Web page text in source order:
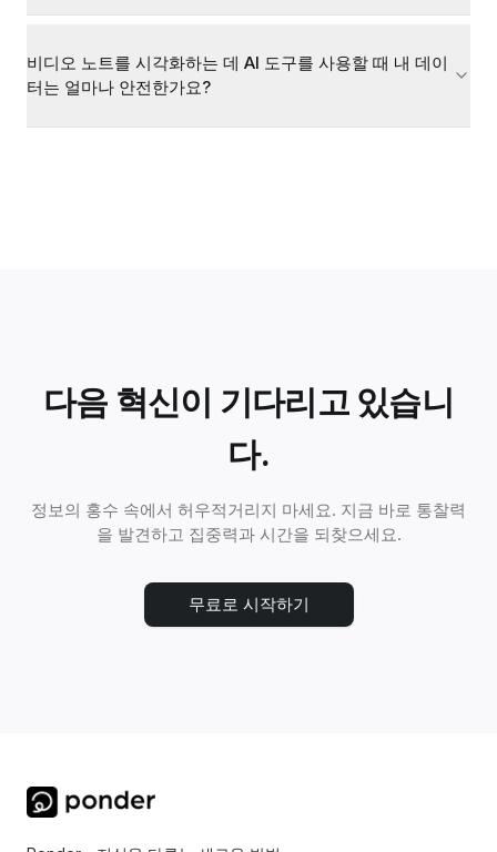
비디오 노트를 시각화하는 데 AI 도구를 사용할 때 내 데이
터는 얼마나 안전한가요?
다음 혁신이 기다리고 있습니
다.
정보의 홍수 속에서 허우적거리지 마세요. 지금 바로 통찰력
을 발견하고 집중력과 시간을 되찾으세요.
무료로 시작하기